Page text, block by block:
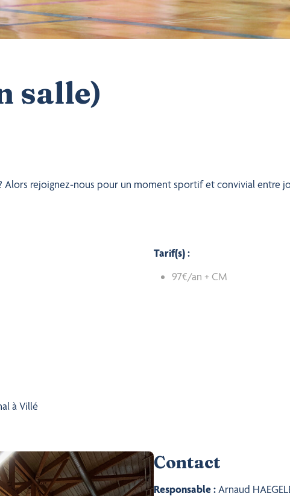
salle)
Alors rejoignez-nous pour un moment sportif et convivial entre
Tarif(s) :
97€/an + CM
à Villé
Contact
Responsable : Arnaud